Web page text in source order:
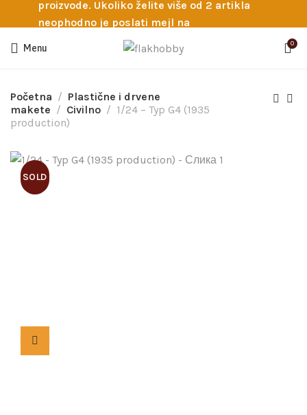
proizvode. Ukoliko želite više od 2 artikla
neophodno je poslati mejl na
info@flakhobby.com sa preciznim šiframa
proizvoda. Svakako nas možete pozvati
potrebna pomoć oko odabira.
Menu 0
Početna
Plastične i drvene
makete
Civilno
1/24 – Typ G4 (1935
production)
SOLD